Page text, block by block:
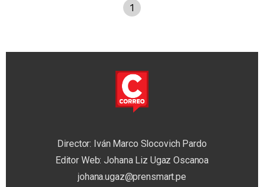
1
Director: Iván Marco Slocovich Pardo
Editor Web: Johana Liz Ugaz Oscanoa
johana.ugaz@prensmart.pe